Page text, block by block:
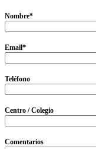
Nombre*
Email*
Teléfono
Centro / Colegio
Comentarios